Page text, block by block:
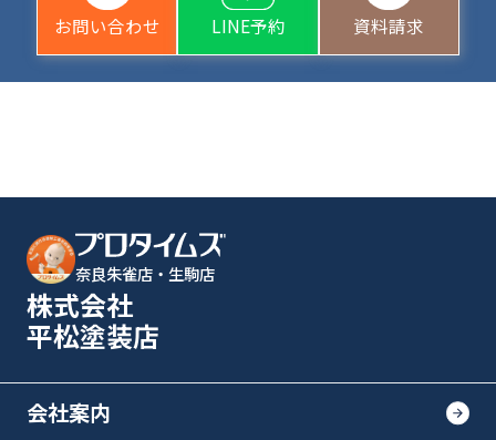
お問い合わせ LINE予約 資料請求
奈良朱雀店・生駒店
株式会社
平松塗装店
会社案内